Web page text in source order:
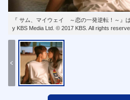
『 サム、マイウェイ ～恋の一発逆転！～』
y KBS Media Ltd. © 2017 KBS. All rights